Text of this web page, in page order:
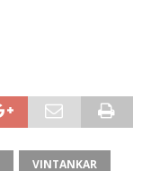
VINTANKAR